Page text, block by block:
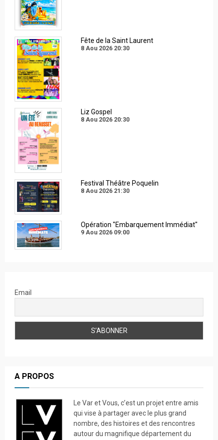
Fête de la Saint Laurent
8 Aou 2026 20:30
Liz Gospel
8 Aou 2026 20:30
Festival Théâtre Poquelin
8 Aou 2026 21:30
Opération "Embarquement Immédiat"
9 Aou 2026 09:00
Email
A PROPOS
Le Var et Vous, c’est un projet entre amis
qui vise à partager avec le plus grand
nombre, des histoires et des rencontres
autour du magnifique département du